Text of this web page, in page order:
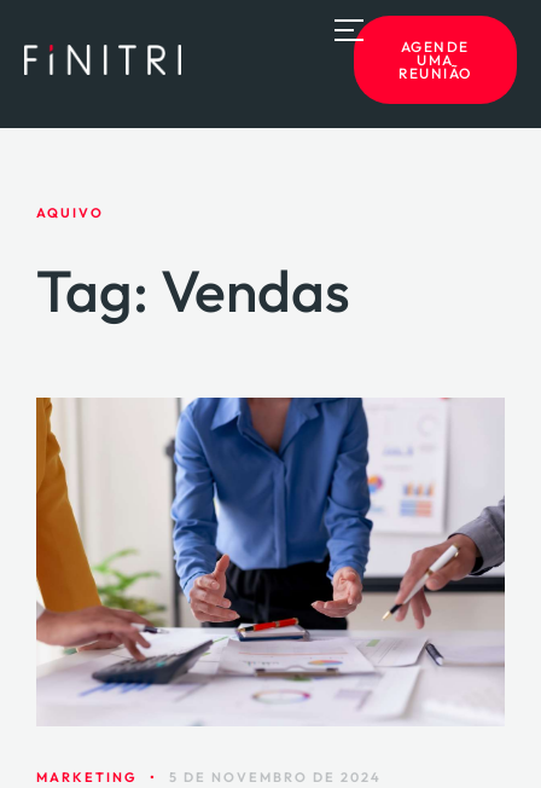
SERVIÇOS
CONTATO
AGENDE
UMA
REUNIÃO
AQUIVO
Tag: Vendas
MARKETING • 5 DE NOVEMBRO DE 2024